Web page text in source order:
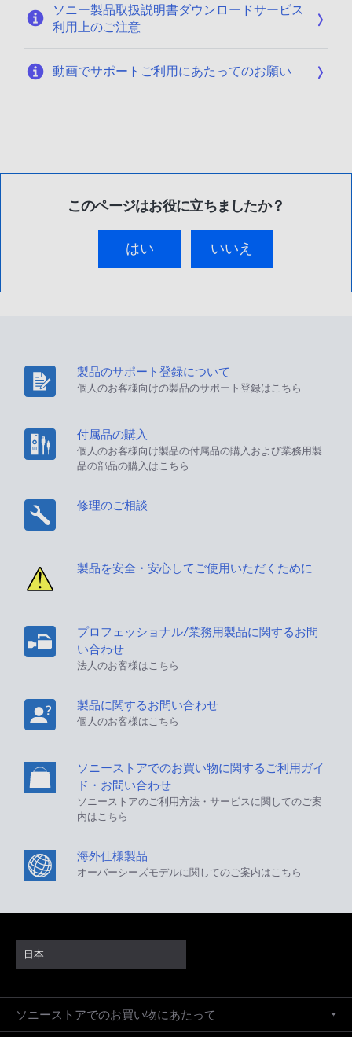
ソニー製品取扱説明書ダウンロードサービス
利用上のご注意
動画でサポートご利用にあたってのお願い
このページはお役に立ちましたか？
はい いいえ
製品のサポート登録について
個人のお客様向けの製品のサポート登録はこちら
付属品の購入
個人のお客様向け製品の付属品の購入および業務用製
品の部品の購入はこちら
修理のご相談
製品を安全・安心してご使用いただくために
プロフェッショナル/業務用製品に関するお問
い合わせ
法人のお客様はこちら
製品に関するお問い合わせ
個人のお客様はこちら
ソニーストアでのお買い物に関するご利用ガイ
ド・お問い合わせ
ソニーストアのご利用方法・サービスに関してのご案
内はこちら
海外仕様製品
オーバーシーズモデルに関してのご案内はこちら
日本
ソニーストアでのお買い物にあたって